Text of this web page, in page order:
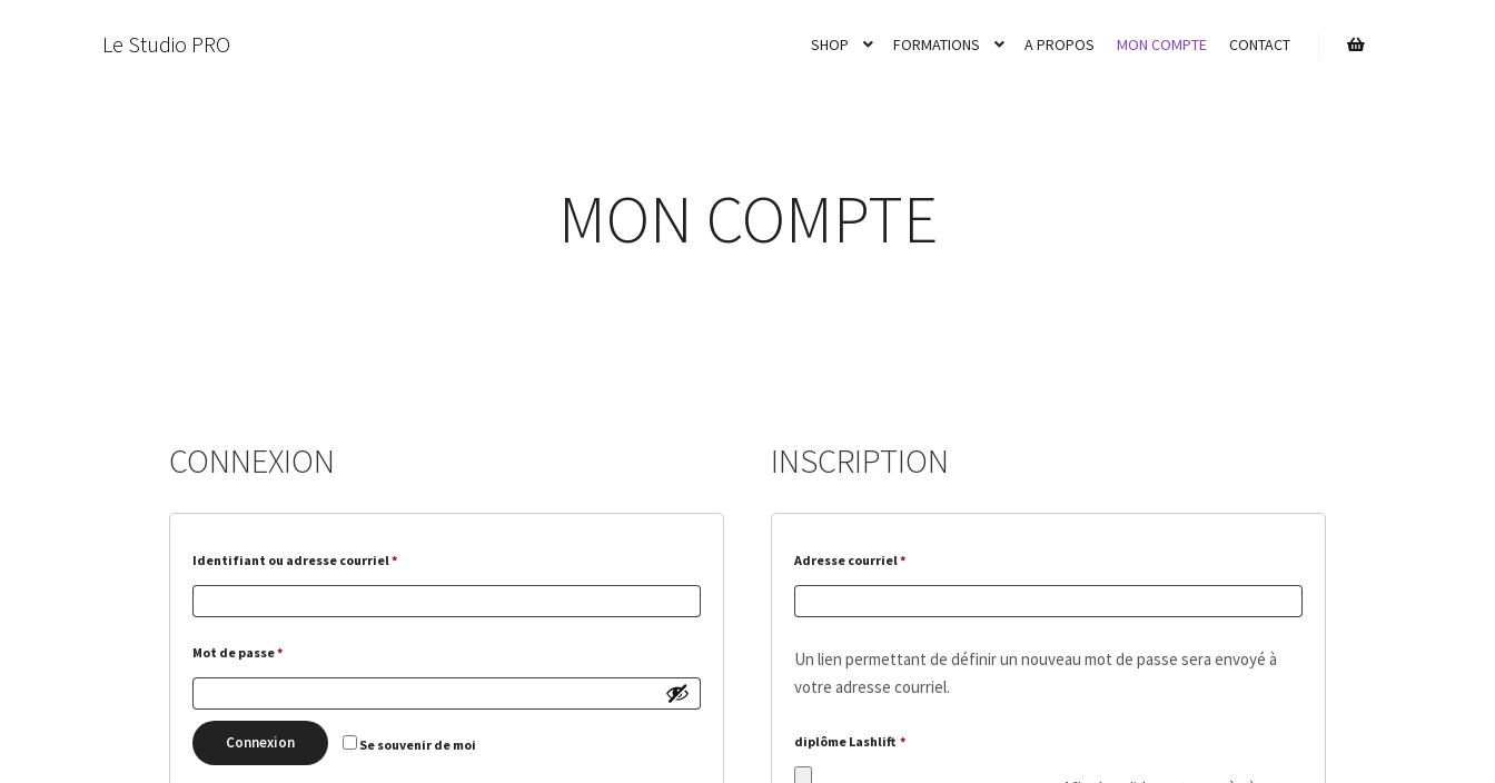
Le Studio PRO SHOP FORMATIONS A PROPOS MON COMPTE CONTACT
MON COMPTE
CONNEXION
Identifiant ou adresse courriel*Obligatoire
Mot de passe*Obligatoire
Se souvenir de moi
Connexion
INSCRIPTION
Adresse courriel*Obligatoire
Un lien permettant de définir un nouveau mot de passe sera envoyé à
votre adresse courriel.
diplôme Lashlift *